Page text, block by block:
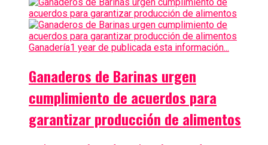
Ganadería1 year de publicada esta información...
Ganaderos de Barinas urgen
cumplimiento de acuerdos para
garantizar producción de alimentos